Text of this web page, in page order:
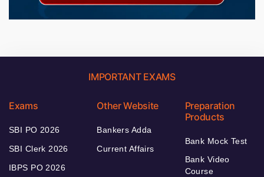
IMPORTANT EXAMS
Exams
SBI PO 2026
SBI Clerk 2026
IBPS PO 2026
Other Website
Bankers Adda
Current Affairs
Preparation
Products
Bank Mock Test
Bank Video
Course